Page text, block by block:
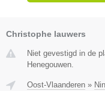
Christophe lauwers
Niet gevestigd in de
Henegouwen.
Oost-Vlaanderen »